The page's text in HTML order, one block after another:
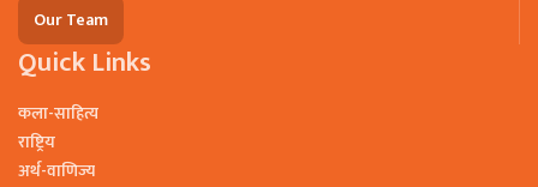
Our Team
Quick Links
कला-साहित्य
राष्ट्रिय
अर्थ-वाणिज्य